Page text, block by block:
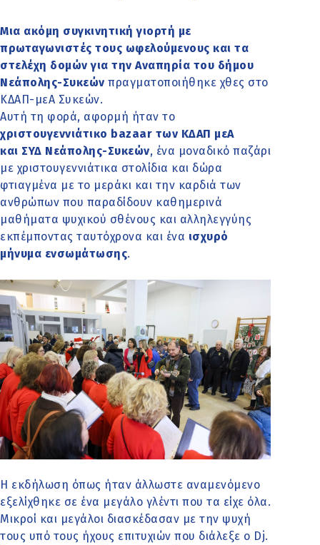
Μια ακόμη συγκινητική γιορτή με
πρωταγωνιστές τους ωφελούμενους και τα
στελέχη δομών για την Αναπηρία του δήμου
Νεάπολης-Συκεών πραγματοποιήθηκε χθες στο
ΚΔΑΠ-μεΑ Συκεών.
Αυτή τη φορά, αφορμή ήταν το
χριστουγεννιάτικο bazaar των ΚΔΑΠ μεΑ
και ΣΥΔ Νεάπολης-Συκεών, ένα μοναδικό παζάρι
με χριστουγεννιάτικα στολίδια και δώρα
φτιαγμένα με το μεράκι και την καρδιά των
ανθρώπων που παραδίδουν καθημερινά
μαθήματα ψυχικού σθένους και αλληλεγγύης
εκπέμποντας ταυτόχρονα και ένα ισχυρό
μήνυμα ενσωμάτωσης.
Η εκδήλωση όπως ήταν άλλωστε αναμενόμενο
εξελίχθηκε σε ένα μεγάλο γλέντι που τα είχε όλα.
Μικροί και μεγάλοι διασκέδασαν με την ψυχή
τους υπό τους ήχους επιτυχιών που διάλεξε ο Dj.